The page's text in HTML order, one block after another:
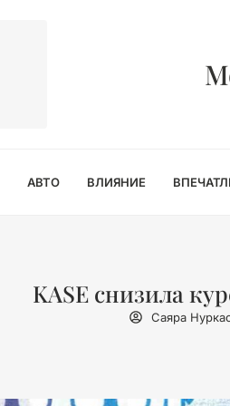
АВТО ВЛИЯНИЕ
KASE снизила
Саяра